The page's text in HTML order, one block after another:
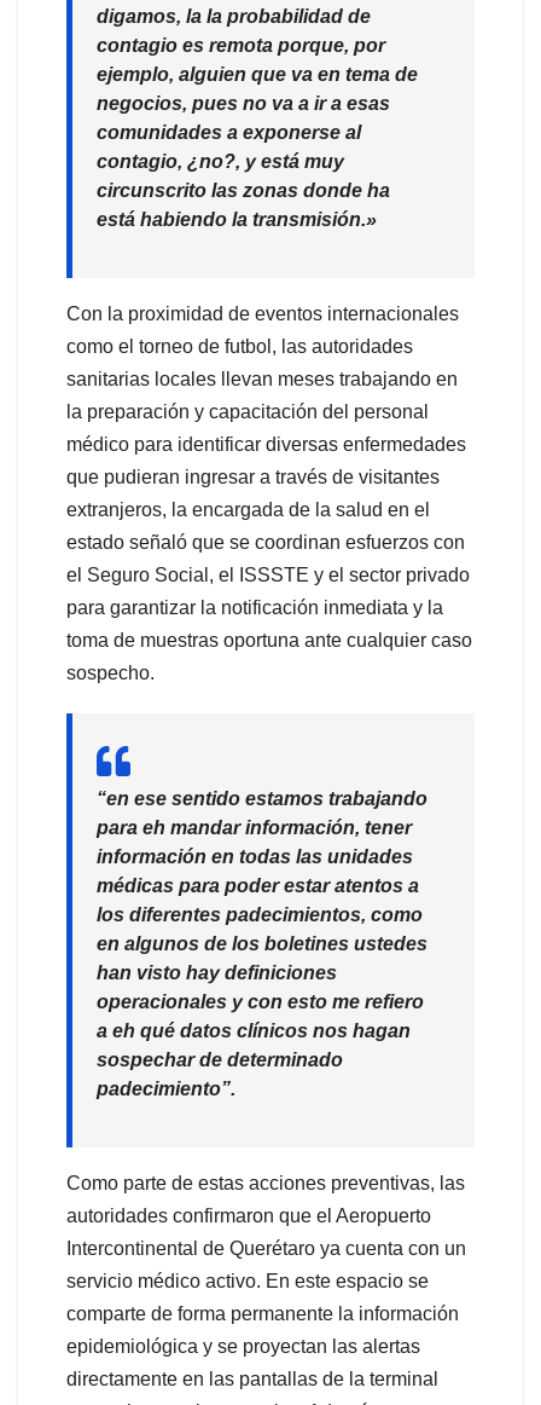
digamos, la la probabilidad de
contagio es remota porque, por
ejemplo, alguien que va en tema de
negocios, pues no va a ir a esas
comunidades a exponerse al
contagio, ¿no?, y está muy
circunscrito las zonas donde ha
está habiendo la transmisión.»
Con la proximidad de eventos internacionales
como el torneo de futbol, las autoridades
sanitarias locales llevan meses trabajando en
la preparación y capacitación del personal
médico para identificar diversas enfermedades
que pudieran ingresar a través de visitantes
extranjeros, la encargada de la salud en el
estado señaló que se coordinan esfuerzos con
el Seguro Social, el ISSSTE y el sector privado
para garantizar la notificación inmediata y la
toma de muestras oportuna ante cualquier caso
sospecho.
“en ese sentido estamos trabajando
para eh mandar información, tener
información en todas las unidades
médicas para poder estar atentos a
los diferentes padecimientos, como
en algunos de los boletines ustedes
han visto hay definiciones
operacionales y con esto me refiero
a eh qué datos clínicos nos hagan
sospechar de determinado
padecimiento”.
Como parte de estas acciones preventivas, las
autoridades confirmaron que el Aeropuerto
Intercontinental de Querétaro ya cuenta con un
servicio médico activo. En este espacio se
comparte de forma permanente la información
epidemiológica y se proyectan las alertas
directamente en las pantallas de la terminal